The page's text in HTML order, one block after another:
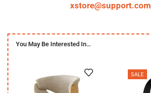
xstore@support.com
You May Be Interested In…
SALE